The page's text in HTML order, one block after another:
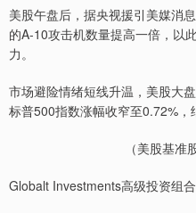
美股午盘后，据央视援引美媒消
的A-10攻击机数量提高一倍，以
力。
市场避险情绪短线升温，美股大
标普500指数涨幅收窄至0.72%，
（美股基准
Globalt Investments高级投资组